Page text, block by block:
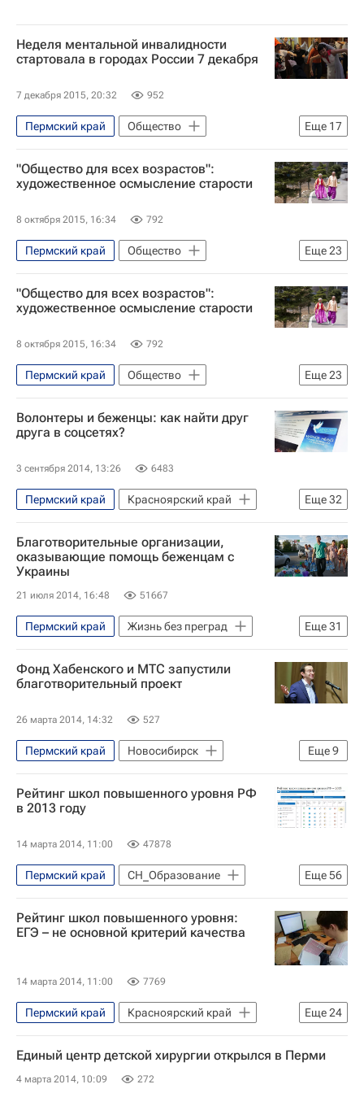
Неделя ментальной инвалидности
стартовала в городах России 7 декабря
7 декабря 2015, 20:32 952
Еще 17
Пермский край
Общество
Владимирская область
Архангельская область
Москва
Республика Башкортостан
Ставропольский край
Санкт-Петербург
Нижний Новгород
Самара
Владимир
Ставрополь
Воронеж
Перспектива
"Общество для всех возрастов":
художественное осмысление старости
8 октября 2015, 16:34 792
Еще23
Пермский край
Общество
Новосибирск
Жизнь без преград
Владивосток
Казань
Екатеринбург
Нижний Новгород
Новосибирская область
Дальневосточный ФО
Свердловская область
Уральский ФО
Республика Татарстан (Татарстан)
Нижегородская область
Весь мир
Приволжский ФО
Фонд Тимченко
пожилые
"Общество для всех возрастов":
художественное осмысление старости
8 октября 2015, 16:34 792
Еще23
Пермский край
Общество
Новосибирск
Жизнь без преград
Владивосток
Казань
Екатеринбург
Нижний Новгород
Новосибирская область
Дальневосточный ФО
Свердловская область
Уральский ФО
Приморский край
Республика Татарстан (Татарстан)
Нижегородская область
Весь мир
Европа
Северо-Западный ФО
Приволжский ФО
Фонд Тимченко
Волонтеры и беженцы: как найти друг
друга в соцсетях?
3 сентября 2014, 13:26 6483
Еще32
Пермский край
Красноярский край
Новости Подмосковья
Жизнь без преград
Украина
Санкт-Петербург
Красноярск
Ногинск
Севастополь
Московская область (Подмосковье)
Донецк
Луганская область
Рыбинский район
Сибирский ФО
Южный ФО
Центральный ФО
Краснодарский край
Нижегородская область
Европа
Северо-Западный ФО
Приволжский ФО
Помощь
Фонд "Предание"
ВКонтакте
Благотворительные организации,
оказывающие помощь беженцам с
Украины
21 июля 2014, 16:48 51667
Еще31
Пермский край
Жизнь без преград
Тюменская область
Липецкая область
Смоленская область
Ростов-на-Дону
Ярославская область
Курская область
Тверская область
Республика Марий Эл
Псковская область
Тульская область
Республика Башкортостан
Ульяновская область
Весь мир
Европа
Елизавета Глинка
Русская православная церковь
Российский детский фонд
Фонд Хабенского и МТС запустили
благотворительный проект
26 марта 2014, 14:32 527
Еще9
Пермский край
Новосибирск
Республика Башкортостан
Культура
Жизнь без преград
Европа
МТС
Детские вопросы
Рейтинг школ повышенного уровня РФ
в 2013 году
14 марта 2014, 11:00 47878
Еще56
Пермский край
СН_Образование
Красноярский край
Саратовская область
Кабардино-Балкарская Республика (КБР)
Белгородская область
Курская область
Ямало-Ненецкий автономный округ (ЯНАО)
Новости Подмосковья
Владимирская область
Рейтинг школ повышенного уровня:
ЕГЭ – не основной критерий качества
14 марта 2014, 11:00 7769
Еще24
Пермский край
Красноярский край
Саратовская область
Новосибирск
Ямало-Ненецкий автономный округ (ЯНАО)
Новости Подмосковья
Единый центр детской хирургии открылся в Перми
4 марта 2014, 10:09 272